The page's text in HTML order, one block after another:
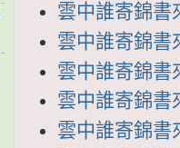
雲中誰寄錦書
雲中誰寄錦書
雲中誰寄錦書
雲中誰寄錦書
雲中誰寄錦書